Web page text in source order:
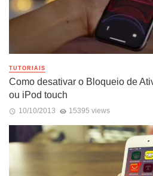
TUTORIAIS
Como desativar o Bloqueio de
ou iPod touch
10/10/2013 15395 views